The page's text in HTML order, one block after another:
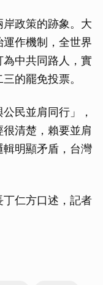
政策的跡象。大
作機制，全世界
中共同路人，實
的罷免投票。
民並肩同行」，
清楚，賴要並肩
輯明顯矛盾，台灣
丁仁方口述，記者